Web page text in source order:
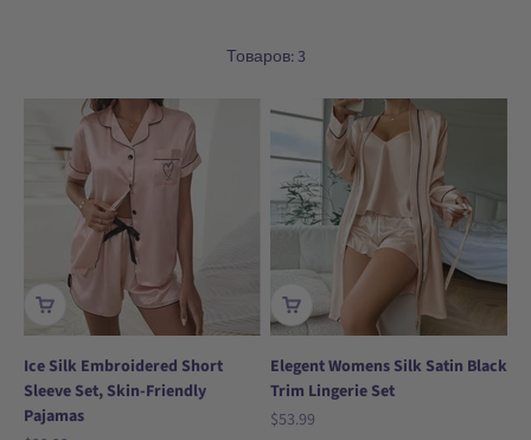
Товаров: 3
Ice Silk Embroidered Short
Sleeve Set, Skin-Friendly
Pajamas
Elegent Womens Silk Satin Black
Trim Lingerie Set
Цена по акции
$53.99